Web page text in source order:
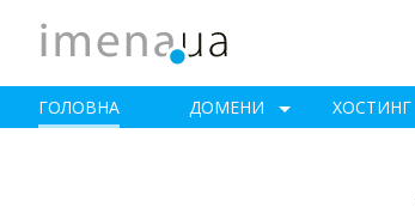
ГОЛОВНА ДОМЕНИ ХОСТИНГ